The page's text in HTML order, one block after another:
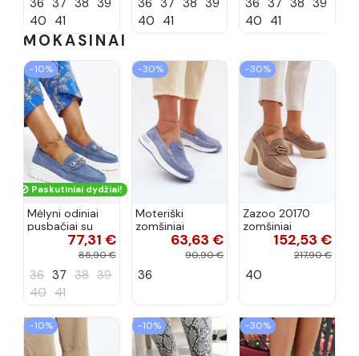
40 41
40 41
40 41
MOKASINAI
−10%
Paskutiniai dydžiai!
Mėlyni odiniai
pusbačiai su
dekoratyvine
sagtimi Taija
77,31 €
85,90 €
36 37 38 39
40 41
−30%
Moteriški
zomšiniai
mokasinai
Demela mėlynos
63,63 €
90,90 €
36
−30%
Zazoo 20170
zomšiniai
bateliai su
kulniukais smėlio
152,53 €
217,90 €
40
−10% −10% −30%